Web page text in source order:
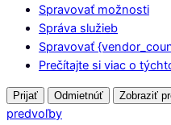
Spravovať možnosti
Správa služieb
Spravovať
Prečítajte si viac o
Prijať Odmietnúť Zobraziť
predvoľby